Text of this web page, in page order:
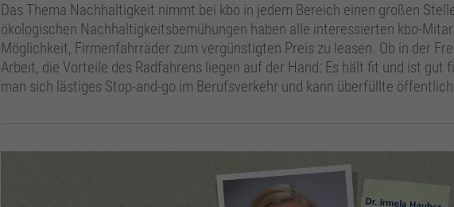
Das Thema Nachhaltigkeit nimmt bei kbo in jedem Bereich einen großen
ökologischen Nachhaltigkeitsbemühungen haben alle interessierten kbo-
Möglichkeit, Firmenfahrräder zum vergünstigten Preis zu leasen. Ob in der
Arbeit, die Vorteile des Radfahrens liegen auf der Hand: Es hält fit und ist gut
man sich lästiges Stop-and-go im Berufsverkehr und kann überfüllte